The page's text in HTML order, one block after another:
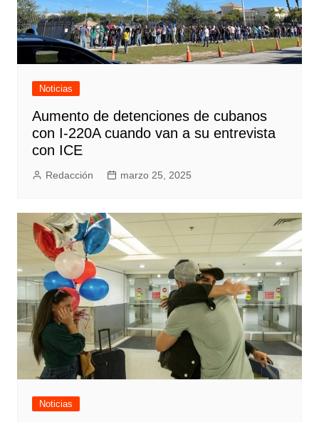
Noticias
Aumento de detenciones de cubanos
con I-220A cuando van a su entrevista
con ICE
Redacción marzo 25, 2025
Noticias